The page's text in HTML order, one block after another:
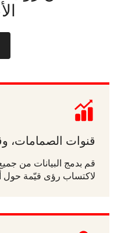
قنوات الصمامات،
قم بدمج البيانات من
لاكتساب رؤى قيّمة حول